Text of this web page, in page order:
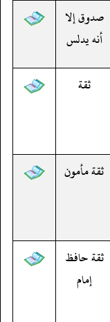
صدوق إلا
أنه يدلس
ثقة
ثقة مأمون
ثقة حافظ
إمام